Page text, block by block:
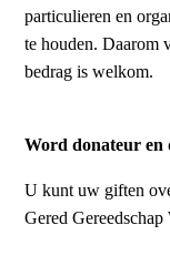
particulieren en
te houden. Daarom
bedrag is welkom.
Word donateur en
U kunt uw giften
Gered